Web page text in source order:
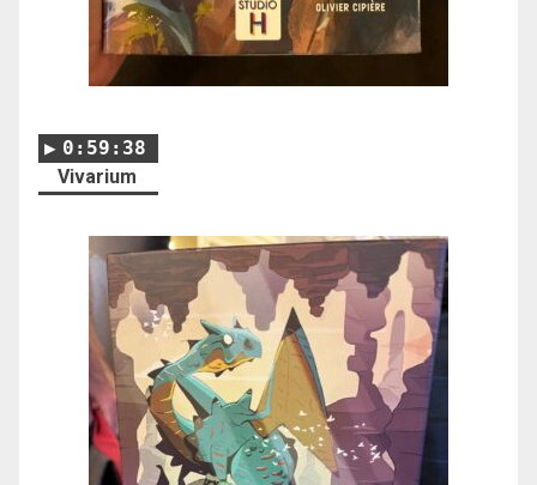
0:59:38
Vivarium